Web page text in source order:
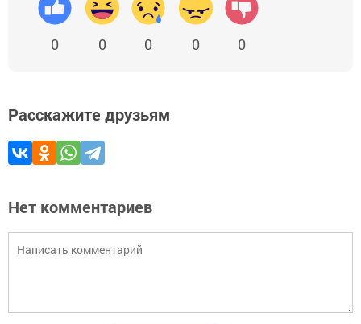
0 0 0 0 0
Расскажите друзьям
Нет комментариев